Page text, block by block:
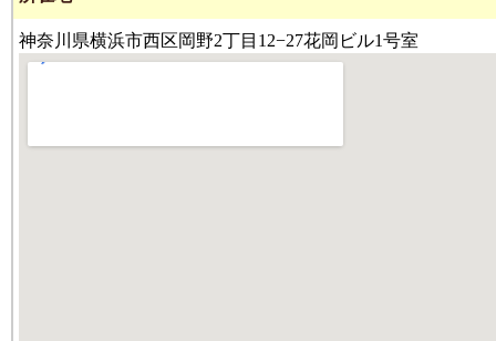
神奈川県横浜市西区岡野2丁目12−27花岡ビル1号室